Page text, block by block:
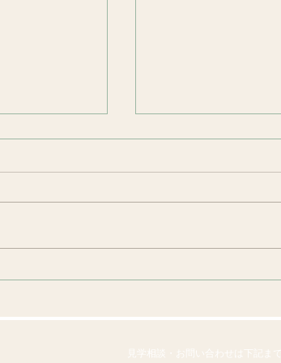
見学相談・お問い合わせは下記まで